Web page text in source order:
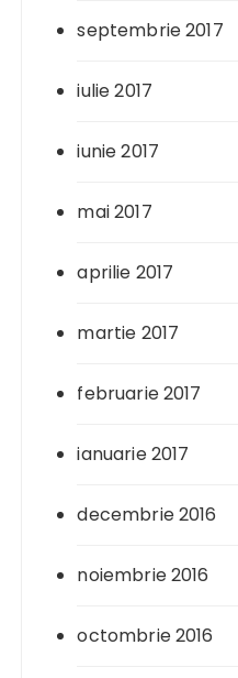
septembrie 2017
iulie 2017
iunie 2017
mai 2017
aprilie 2017
martie 2017
februarie 2017
ianuarie 2017
decembrie 2016
noiembrie 2016
octombrie 2016